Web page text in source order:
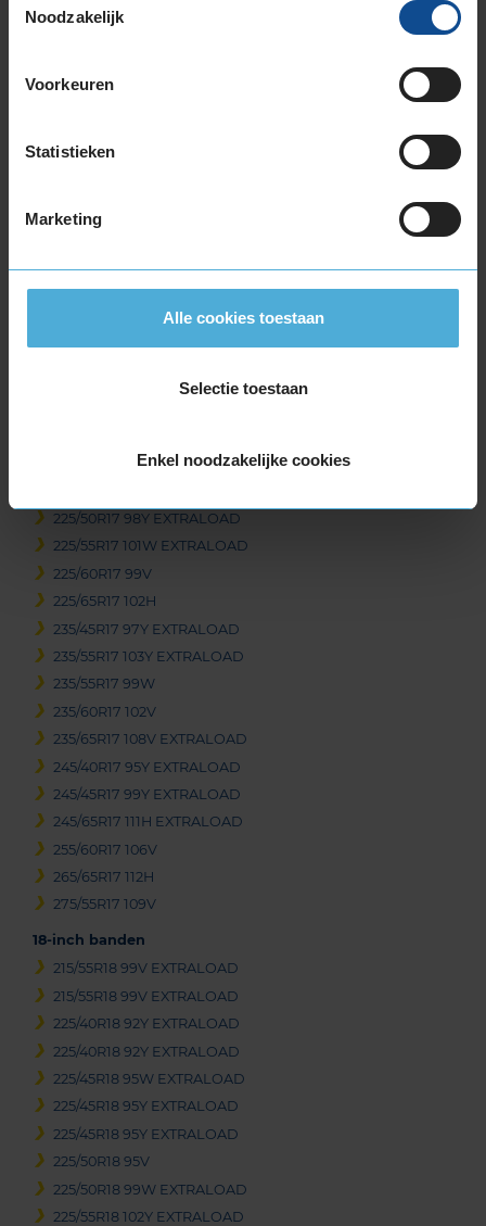
Noodzakelijk
Voorkeuren
Statistieken
Marketing
Alle cookies toestaan
Selectie toestaan
Enkel noodzakelijke cookies
205/65R17 100Y EXTRALOAD
215/40R17 87W EXTRALOAD
215/50R17 95W EXTRALOAD
215/55R17 98W EXTRALOAD
215/60R17 100H EXTRALOAD
225/45R17 91W
225/45R17 94W EXTRALOAD
225/50R17 98Y EXTRALOAD
225/55R17 101W EXTRALOAD
225/60R17 99V
225/65R17 102H
235/45R17 97Y EXTRALOAD
235/55R17 103Y EXTRALOAD
235/55R17 99W
235/60R17 102V
235/65R17 108V EXTRALOAD
245/40R17 95Y EXTRALOAD
245/45R17 99Y EXTRALOAD
245/65R17 111H EXTRALOAD
255/60R17 106V
265/65R17 112H
275/55R17 109V
18-inch banden
215/55R18 99V EXTRALOAD
215/55R18 99V EXTRALOAD
225/40R18 92Y EXTRALOAD
225/40R18 92Y EXTRALOAD
225/45R18 95W EXTRALOAD
225/45R18 95Y EXTRALOAD
225/45R18 95Y EXTRALOAD
225/50R18 95V
225/50R18 99W EXTRALOAD
225/55R18 102Y EXTRALOAD